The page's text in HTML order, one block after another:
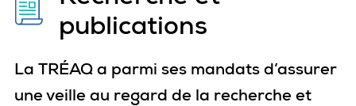
publications
La TRÉAQ a parmi ses mandats d’assurer
une veille au regard de la recherche et